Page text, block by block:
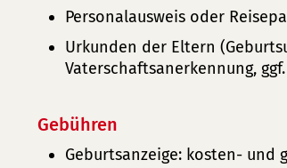
Personalausweis oder
Urkunden der Eltern
Vaterschaftsanerkennung,
Gebühren
Geburtsanzeige: kosten- und